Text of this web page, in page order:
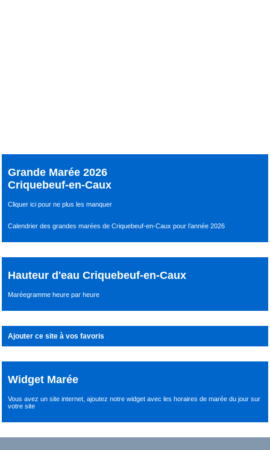
Grande Marée 2026
Criquebeuf-en-Caux
Cliquer ici pour ne plus les manquer
Calendrier des grandes marées de Criquebeuf-en-Caux pour l’année 2026
Hauteur d'eau Criquebeuf-en-Caux
Maréegramme heure par heure
Ajouter ce site à vos favoris
Widget Marée
Vous avez un site internet,ajoutez notre widget avec les horaires de marée du joursur
votre site